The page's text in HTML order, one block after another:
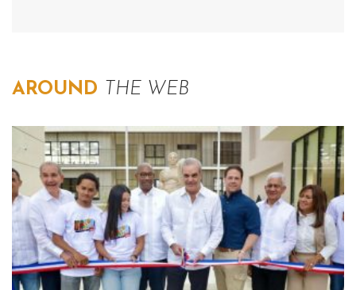
AROUND THE WEB